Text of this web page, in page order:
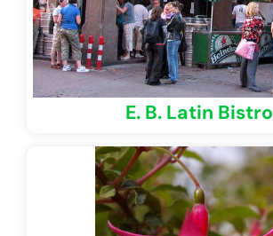
E. B. Latin Bistro